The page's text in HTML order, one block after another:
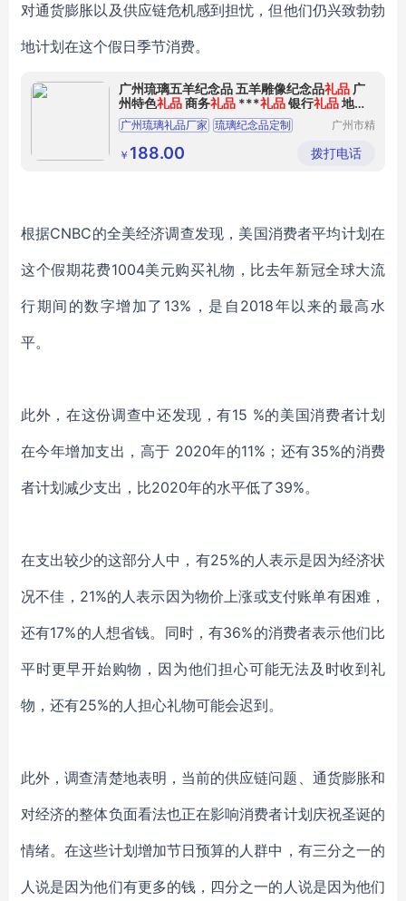
对通货膨胀以及供应链危机感到担忧，但他们仍兴致勃勃
地计划在这个假日季节消费。
广州琉璃五羊纪念品 五羊雕像纪念品礼品 广
州特色礼品商务礼品 ***礼品银行礼品地产
礼品
广州琉璃礼品厂家 琉璃纪念品定制
广州琉璃奖杯厂家
广州市精
有限公司
￥ 188.00 拨打电话
根据CNBC的全美经济调查发现 ，美国消费者平均计划在
这个假期花费1004美元购买礼物，比去年新冠全球大流
行期间的数字增加了 13%，是自2018年以来的最高水
平。
此外，在这份调查中还发现 ，有15 %的美国消费者计划
在今年增加支出，高于 2020年的11% ； 还有35%的消费
者计划减少支出， 比2020年的水平低了39%。
在支出较少的这部分人中， 有25%的人表示是因为经济状
况不佳，21%的人表示因为物价上涨或支付账单有困难，
还有17%的人想省钱。同时，有36%的消费者表示他们比
平时更早开始购物，因为他们担心可能无法及时收到礼
物， 还有25%的人担心礼物可能会迟到。
此外，调查清楚地表明，当前的供应链问题、通货膨胀和
对经济的整体负面看法也正在影响消费者计划庆祝圣诞的
情绪。在这些计划增加节日预算的人群中， 有三分之一的
人说是因为他们有更多的钱，四分之一的人说是因为他们